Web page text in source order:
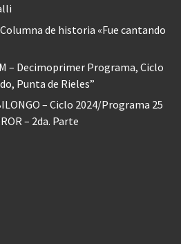
de historia «Fue cantando
– Decimoprimer Programa, Ciclo
Punta de Rieles”
– Ciclo 2024/Programa 25
– 2da. Parte